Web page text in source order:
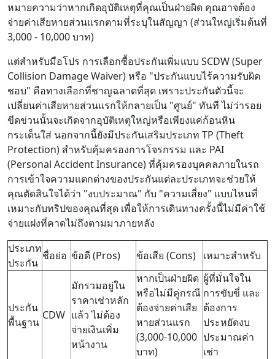
หมายความว่าหากเกิดอุบัติเหตุที่คุณเป็นฝ่ายผิด คุณอาจต้อง
จ่ายค่าเสียหายส่วนแรกตามที่ระบุในสัญญา (ส่วนใหญ่เริ่มต้นที่
3,000 - 10,000 บาท)
แต่สำหรับมือโปร การเลือกซื้อประกันเพิ่มแบบ SCDW (Super
Collision Damage Waiver) หรือ "ประกันแบบไร้ความรับผิด
ชอบ" คือทางเลือกที่ชาญฉลาดที่สุด เพราะประกันตัวนี้จะ
เปลี่ยนค่าเสียหายส่วนแรกให้กลายเป็น "ศูนย์" ทันที ไม่ว่ารอย
ขีดข่วนนั้นจะเกิดจากอุบัติเหตุใหญ่หรือเพียงแค่ก้อนหิน
กระเด็นใส่ นอกจากนี้ยังมีประกันเสริมประเภท TP (Theft
Protection) สำหรับคุ้มครองการโจรกรรม และ PAI
(Personal Accident Insurance) ที่คุ้มครองบุคคลภายในรถ
การเข้าใจความแตกต่างของประกันแต่ละประเภทจะช่วยให้
คุณตัดสินใจได้ว่า "งบประมาณ" กับ "ความเสี่ยง" แบบไหนที่
เหมาะกับทริปของคุณที่สุด เพื่อให้การเดินทางครั้งนี้ไม่มีค่าใช้
จ่ายแฝงที่คาดไม่ถึงตามมาภายหลัง
ประเภท
ประกัน
ชื่อย่อ ข้อดี (Pros) ข้อเสีย (Cons) เหมาะสำหรับ
ประกัน
พื้นฐาน
CDW
มักรวมอยู่ใน
ราคาเช่าหลัก
แล้ว ไม่ต้อง
จ่ายเงินเพิ่ม
หน้างาน
หากเป็นฝ่ายผิด
หรือไม่มีคู่กรณี
ต้องจ่ายค่าเสีย
หายส่วนแรก
(3,000-10,000
บาท)
ผู้ที่มั่นใจใน
การขับขี่ และ
ต้องการ
ประหยัดงบ
ประมาณค่า
เช่า